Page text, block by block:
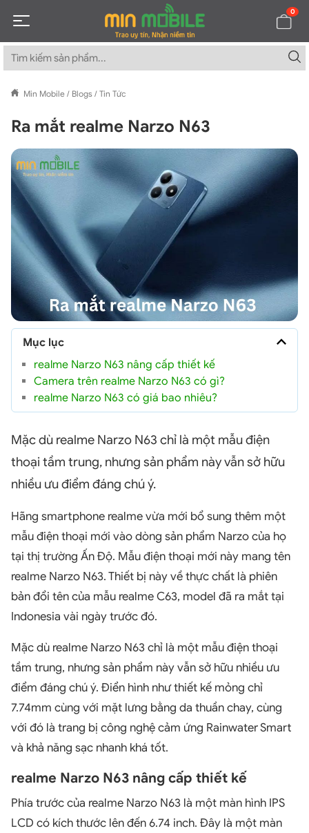
0
Min Mobile / Blogs / Tin Tức
Ra mắt realme Narzo N63
Mục lục
realme Narzo N63 nâng cấp thiết kế
Camera trên realme Narzo N63 có gì?
realme Narzo N63 có giá bao nhiêu?
Mặc dù realme Narzo N63 chỉ là một mẫu điện
thoại tầm trung, nhưng sản phẩm này vẫn sở hữu
nhiều ưu điểm đáng chú ý.
Hãng smartphone realme vừa mới bổ sung thêm một
mẫu điện thoại mới vào dòng sản phẩm Narzo của họ
tại thị trường Ấn Độ. Mẫu điện thoại mới này mang tên
realme Narzo N63. Thiết bị này về thực chất là phiên
bản đổi tên của mẫu realme C63, model đã ra mắt tại
Indonesia vài ngày trước đó.
Mặc dù realme Narzo N63 chỉ là một mẫu điện thoại
tầm trung, nhưng sản phẩm này vẫn sở hữu nhiều ưu
điểm đáng chú ý. Điển hình như thiết kế mỏng chỉ
7.74mm cùng với mặt lưng bằng da thuần chay, cùng
với đó là trang bị công nghệ cảm ứng Rainwater Smart
và khả năng sạc nhanh khá tốt.
realme Narzo N63 nâng cấp thiết kế
Phía trước của realme Narzo N63 là một màn hình IPS
LCD có kích thước lên đến 6.74 inch. Đây là một màn